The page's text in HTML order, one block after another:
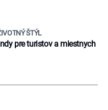
ŠTÝL
pre turistov a miestnych